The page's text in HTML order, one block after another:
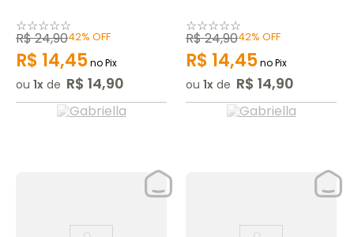
☆☆☆☆☆
R$24,9042% OFF
R$ 14,45no Pix
ou 1 de R$ 14,90
☆☆☆☆☆
R$24,9042% OFF
R$ 14,45no Pix
ou 1 de R$ 14,90